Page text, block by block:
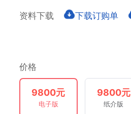
资料下载 下载订购单
价格
9800元
电子版
9800元
纸介版